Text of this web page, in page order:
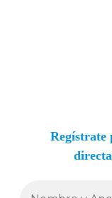
Regístrate